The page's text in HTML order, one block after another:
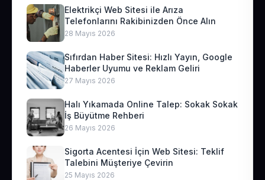
Elektrikçi Web Sitesi ile Arıza
Telefonlarını Rakibinizden Önce Alın
28 Mayıs 2026
Sıfırdan Haber Sitesi: Hızlı Yayın, Google
Haberler Uyumu ve Reklam Geliri
27 Mayıs 2026
Halı Yıkamada Online Talep: Sokak Sokak
İş Büyütme Rehberi
26 Mayıs 2026
Sigorta Acentesi İçin Web Sitesi: Teklif
Talebini Müşteriye Çevirin
25 Mayıs 2026